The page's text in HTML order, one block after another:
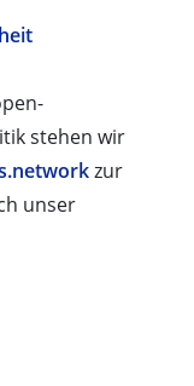
stehen wir
zur
unser